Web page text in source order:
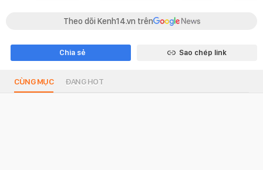
Theo dõi Kenh14.vn trên
Chia sẻ Sao chép link
CÙNG MỤC ĐANG HOT